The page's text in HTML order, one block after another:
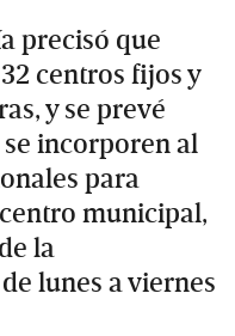
precisó que
centros fijos y
y se prevé
incorporen al
para
municipal,
la
lunes a viernes